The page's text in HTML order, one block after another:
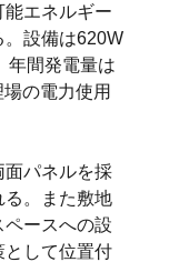
エネルギー
設備は620W
年間発電量は
の電力使用
面パネルを採
る。また敷地
ースへの設
として位置付